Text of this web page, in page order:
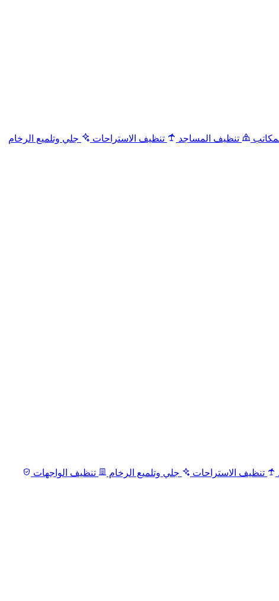
تنظيف المساجد تنظيف الاستراحات
جلي وتلميع الرخام
تنظيف الاستراحات جلي وتلميع الرخام
تنظيف الواجهات